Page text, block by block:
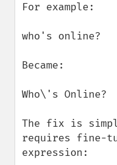
For example:
who's online?
Became:
Who\'s Online?
The fix is
requires fine-
expression: